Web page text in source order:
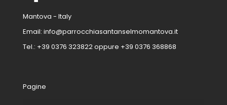
Mantova - Italy
Email: info@parrocchiasantanselmomantova.it
Tel.: +39 0376 323822oppure +39 0376 368868
Pagine